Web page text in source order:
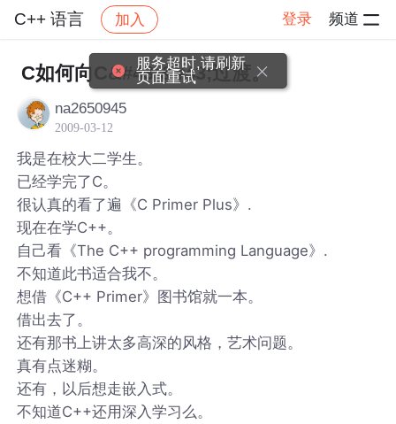
C++ 语言 加入 登录 频道
社区 C++ 语言 帖子详情
C如何向C&#43;&#43;过渡。
na2650945
2009-03-12
我是在校大二学生。
已经学完了C。
很认真的看了遍《C Primer Plus》.
现在在学C++。
自己看《The C++ programming Language》.
不知道此书适合我不。
想借《C++ Primer》图书馆就一本。
借出去了。
还有那书上讲太多高深的风格，艺术问题。
真有点迷糊。
还有，以后想走嵌入式。
不知道C++还用深入学习么。
服务超时,请刷新
页面重试